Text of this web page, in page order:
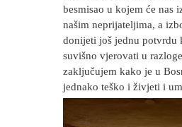
besmisao u kojem će nas
našim neprijateljima, a
donijeti još jednu potvrdu
suvišno vjerovati u
zaključujem kako je u
jednako teško i živjeti i